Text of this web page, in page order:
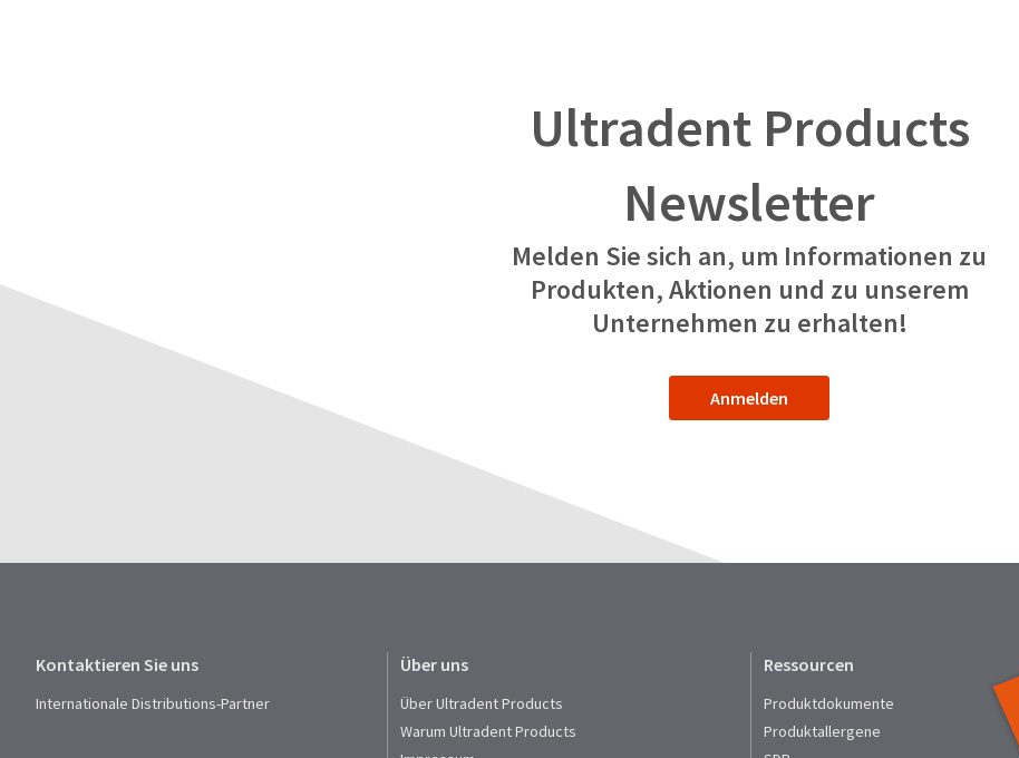
Ultradent Products
Newsletter
Melden Sie sich an, um Informationen zu
Produkten, Aktionen und zu unserem
Unternehmen zu erhalten!
Anmelden
Kontaktieren Sie uns
Internationale Distributions-Partner
Über uns
Über Ultradent Products
Warum Ultradent Products
Ressourcen
Produktdokumente
Produktallergene